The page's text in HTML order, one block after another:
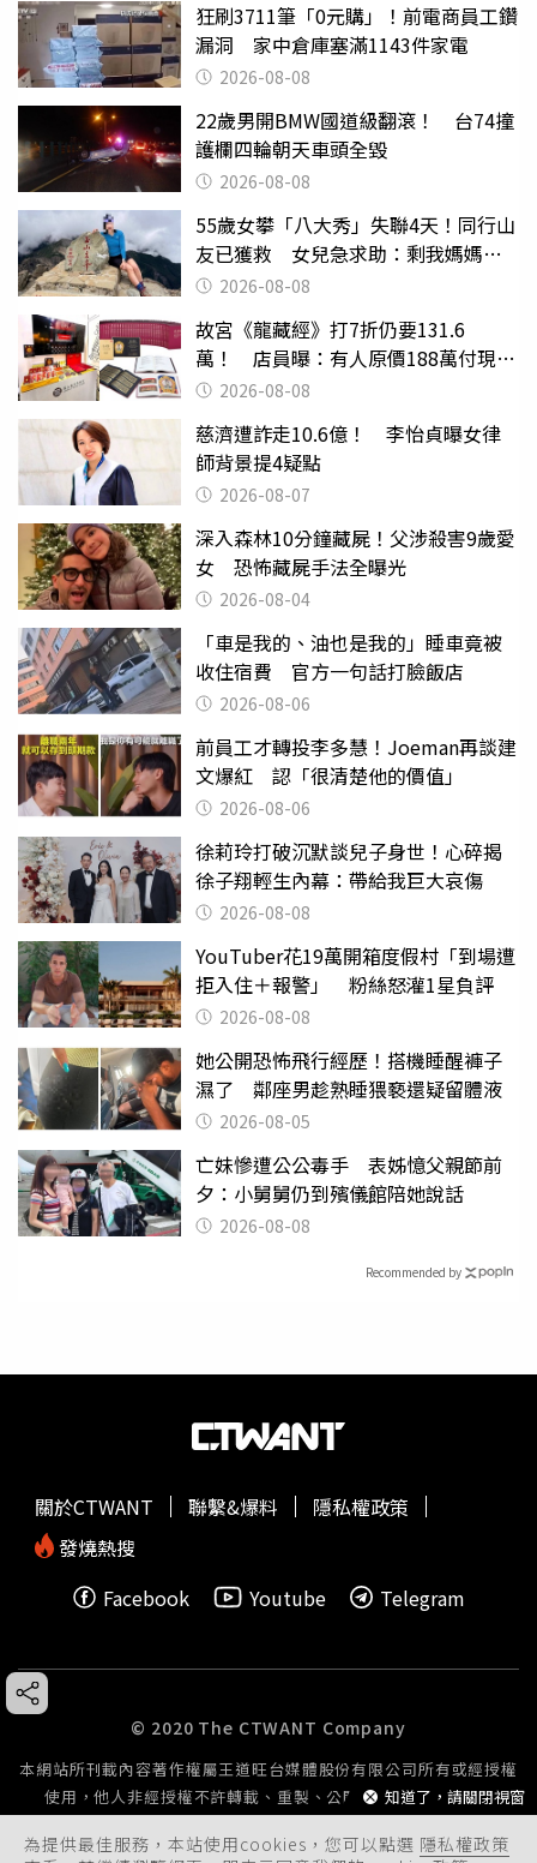
狂刷3711筆「0元購」！前電商員工鑽
漏洞 家中倉庫塞滿1143件家電
2026-08-08
22歲男開BMW國道級翻滾！ 台74撞
護欄四輪朝天車頭全毀
2026-08-08
55歲女攀「八大秀」失聯4天！同行山
友已獲救 女兒急求助：剩我媽媽還
沒找到
2026-08-08
故宮《龍藏經》打7折仍要131.6
萬！ 店員曝：有人原價188萬付現購
買 2026-08-08
慈濟遭詐走10.6億！ 李怡貞曝女律
師背景提4疑點
2026-08-07
深入森林10分鐘藏屍！父涉殺害9歲愛
女 恐怖藏屍手法全曝光
2026-08-04
「車是我的、油也是我的」睡車竟被
收住宿費 官方一句話打臉飯店
2026-08-06
前員工才轉投李多慧！Joeman再談建
文爆紅 認「很清楚他的價值」
2026-08-06
徐莉玲打破沉默談兒子身世！心碎揭
徐子翔輕生內幕：帶給我巨大哀傷
2026-08-08
YouTuber花19萬開箱度假村「到場遭
拒入住＋報警」 粉絲怒灌1星負評
2026-08-08
她公開恐怖飛行經歷！搭機睡醒褲子
濕了 鄰座男趁熟睡猥褻還疑留體液
2026-08-05
亡妹慘遭公公毒手 表姊憶父親節前
夕：小舅舅仍到殯儀館陪她說話
2026-08-08
Recommended by
為提供最佳服務，本站使用cookies，您可以點選 隱私權政策
知道了，請關閉視窗
關於CTWANT 聯繫&爆料
隱私權政策
發燒熱搜
Facebook
Youtube Telegram
© 2020 The CTWANT Company
本網站所刊載內容著作權屬王道旺台媒體股份有限公司所有或經授權
使用，他人非經授權不許轉載、重製、公開播送或公開傳輸。